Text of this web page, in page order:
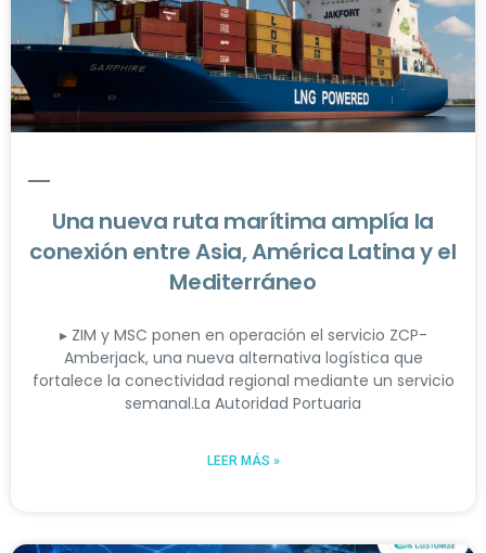
Una nueva ruta marítima amplía la
conexión entre Asia, América Latina y el
Mediterráneo
▸ ZIM y MSC ponen en operación el servicio ZCP-
Amberjack, una nueva alternativa logística que
fortalece la conectividad regional mediante un servicio
semanal.La Autoridad Portuaria
LEER MÁS »